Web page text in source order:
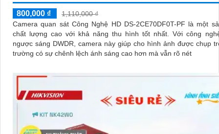
800,000 ₫
1,110,000 ₫
Camera quan sát Công Nghệ HD DS-2CE70DF0T-PF là một
chất lượng cao với khả năng thu hình tốt nhất. Với công nghệ chống
ngược sáng DWDR, camera này giúp cho hình ảnh được chụp
trường có sự chênh lệch ánh sáng cao hơn mà vẫn rõ nét